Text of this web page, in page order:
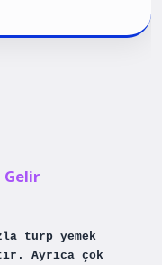
Gelir
turp yemek
Ayrıca çok